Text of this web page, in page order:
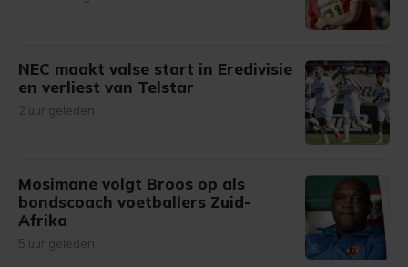
NEC maakt valse start in Eredivisie
en verliest van Telstar
2 uur geleden
Mosimane volgt Broos op als
bondscoach voetballers Zuid-
Afrika
5 uur geleden